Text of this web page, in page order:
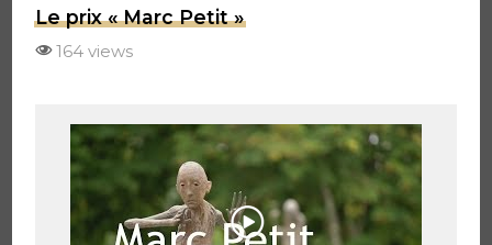
Le prix « Marc Petit »
164 views